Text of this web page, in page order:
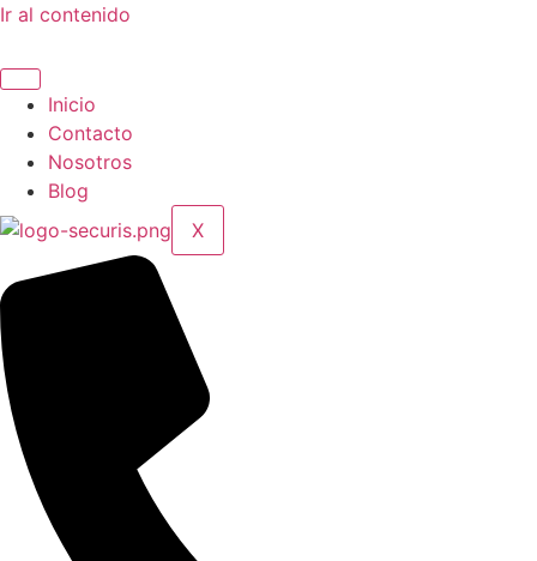
Ir al contenido
Inicio
Contacto
Nosotros
Blog
X